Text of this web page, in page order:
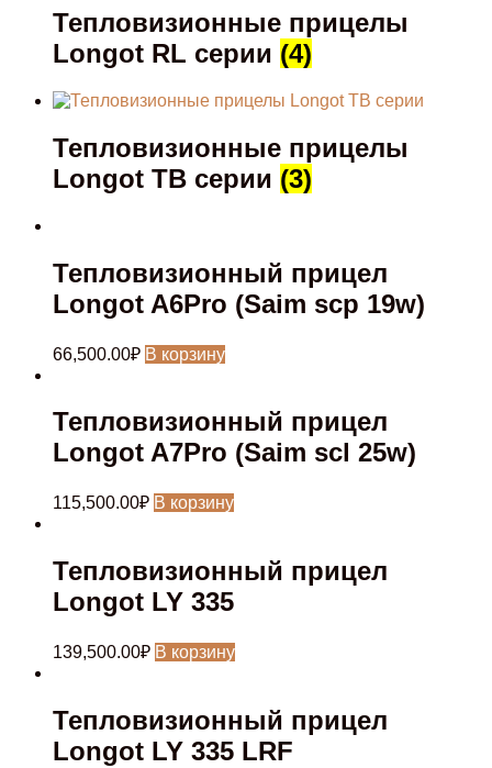
Тепловизионные прицелы
Longot RL серии (4)
Тепловизионные прицелы
Longot TB серии (3)
Тепловизионный прицел
Longot A6Pro (Saim scp 19w)
66,500.00₽ В корзину
Тепловизионный прицел
Longot A7Pro (Saim scl 25w)
115,500.00₽ В корзину
Тепловизионный прицел
Longot LY 335
139,500.00₽ В корзину
Тепловизионный прицел
Longot LY 335 LRF